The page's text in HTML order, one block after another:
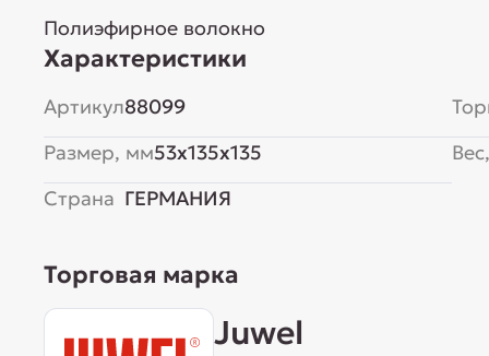
Полиэфирное волокно
Характеристики
Артикул88099
Размер, мм53x135x135
Страна ГЕРМАНИЯ
Торговая марка
Juwel